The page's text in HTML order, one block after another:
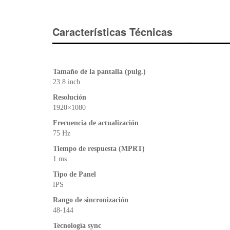
Características Técnicas
Tamaño de la pantalla (pulg.)
23.8 inch
Resolución
1920×1080
Frecuencia de actualización
75 Hz
Tiempo de respuesta (MPRT)
1 ms
Tipo de Panel
IPS
Rango de sincronización
48-144
Tecnología sync